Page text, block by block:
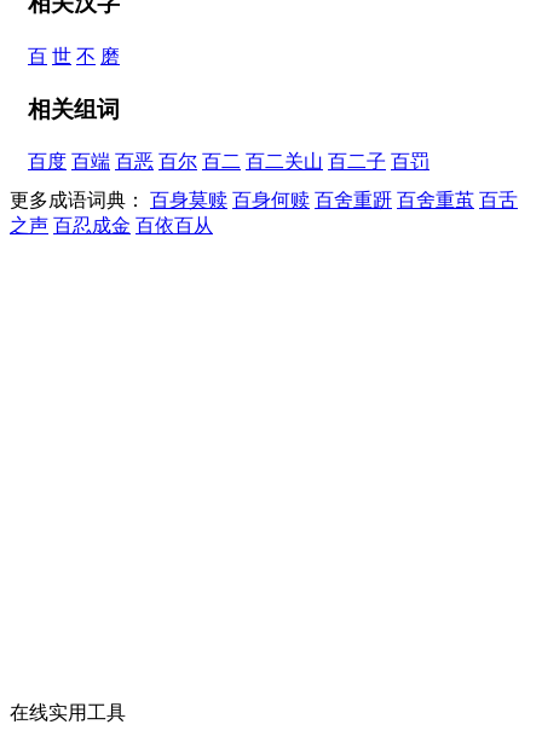
百 世 不 磨
相关组词
百度 百端 百恶 百尔 百二 百二关山 百二子 百罚
更多成语词典： 百身莫赎 百身何赎 百舍重趼 百舍重茧 百舌
之声 百忍成金 百依百从
在线实用工具